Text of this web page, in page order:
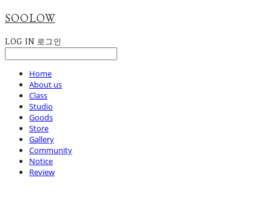
SOOLOW
LOG IN 로그인
Home
About us
Class
Studio
Goods
Store
Gallery
Community
Notice
Review